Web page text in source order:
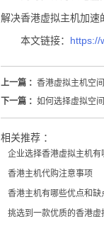
解决香港虚拟主机加速
本文链接： https://
上一篇 ： 香港虚拟主机空
下一篇 ： 如何选择虚拟空
相关推荐 ：
企业选择香港虚拟主机有
香港主机代购注意事项
香港主机有哪些优点和缺
挑选到一款优质的香港虚